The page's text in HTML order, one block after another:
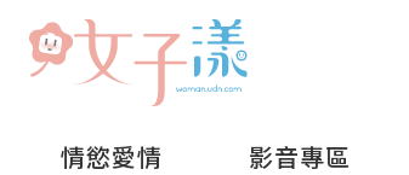
情慾愛情 影音專區